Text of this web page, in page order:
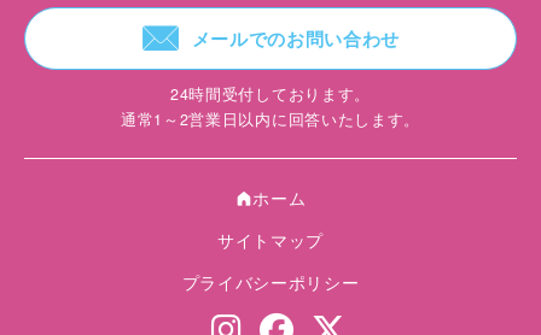
F メールでのお問い合わせ
24時間受付しております。
通常1～2営業日以内に回答いたします。
Aホーム
サイトマップ
プライバシーポリシー